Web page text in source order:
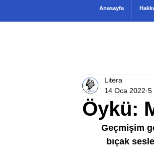
Öykü:
Litera
14 Oca 2022 5
Geçmişim
bıçak
Anasayfa